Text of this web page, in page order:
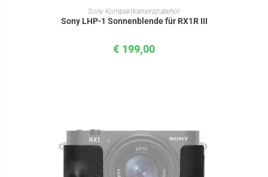
IN DEN WARENKORB
Sony Kompaktkamerazubehör
Sony LHP-1 Sonnenblende für RX1R III
€ 199,00